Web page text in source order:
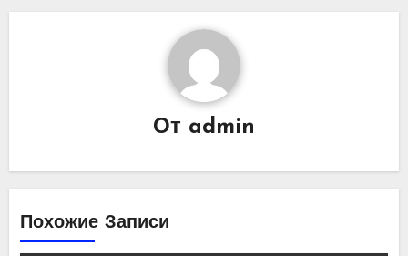
От admin
Похожие Записи